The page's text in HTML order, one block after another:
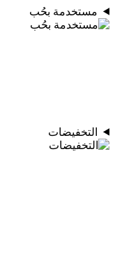
مستخدمة بحُب
التخفيضات